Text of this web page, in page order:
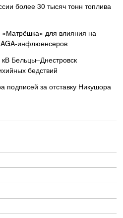
более 30 тысяч тонн топлива
для влияния на
инфлюенсеров
Бельцы–Днестровск
бедствий
подписей за отставку Никушора